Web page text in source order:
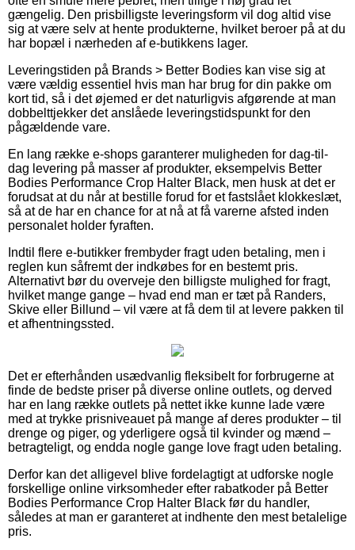
gængelig. Den prisbilligste leveringsform vil dog altid vise
sig at være selv at hente produkterne, hvilket beroer på at du
har bopæl i nærheden af e-butikkens lager.
Leveringstiden på Brands > Better Bodies kan vise sig at
være vældig essentiel hvis man har brug for din pakke om
kort tid, så i det øjemed er det naturligvis afgørende at man
dobbelttjekker det anslåede leveringstidspunkt for den
pågældende vare.
En lang række e-shops garanterer muligheden for dag-til-
dag levering på masser af produkter, eksempelvis Better
Bodies Performance Crop Halter Black, men husk at det er
forudsat at du når at bestille forud for et fastslået klokkeslæt,
så at de har en chance for at nå at få varerne afsted inden
personalet holder fyraften.
Indtil flere e-butikker frembyder fragt uden betaling, men i
reglen kun såfremt der indkøbes for en bestemt pris.
Alternativt bør du overveje den billigste mulighed for fragt,
hvilket mange gange – hvad end man er tæt på Randers,
Skive eller Billund – vil være at få dem til at levere pakken til
et afhentningssted.
Det er efterhånden usædvanlig fleksibelt for forbrugerne at
finde de bedste priser på diverse online outlets, og derved
har en lang række outlets på nettet ikke kunne lade være
med at trykke prisniveauet på mange af deres produkter – til
drenge og piger, og yderligere også til kvinder og mænd –
betragteligt, og endda nogle gange love fragt uden betaling.
Derfor kan det alligevel blive fordelagtigt at udforske nogle
forskellige online virksomheder efter rabatkoder på Better
Bodies Performance Crop Halter Black før du handler,
således at man er garanteret at indhente den mest betalelige
pris.